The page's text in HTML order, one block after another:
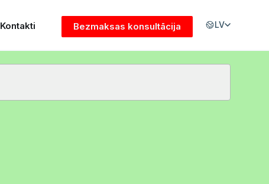
Kontakti Bezmaksas konsultācija LV